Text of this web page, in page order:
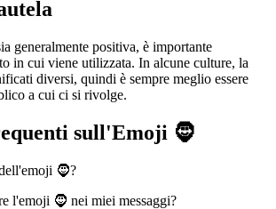
generalmente positiva, è importante
in cui viene utilizzata. In alcune culture, la
diversi, quindi è sempre meglio essere
a cui ci si rivolge.
sull'Emoji 🧔
🧔?
l'emoji 🧔 nei miei messaggi?